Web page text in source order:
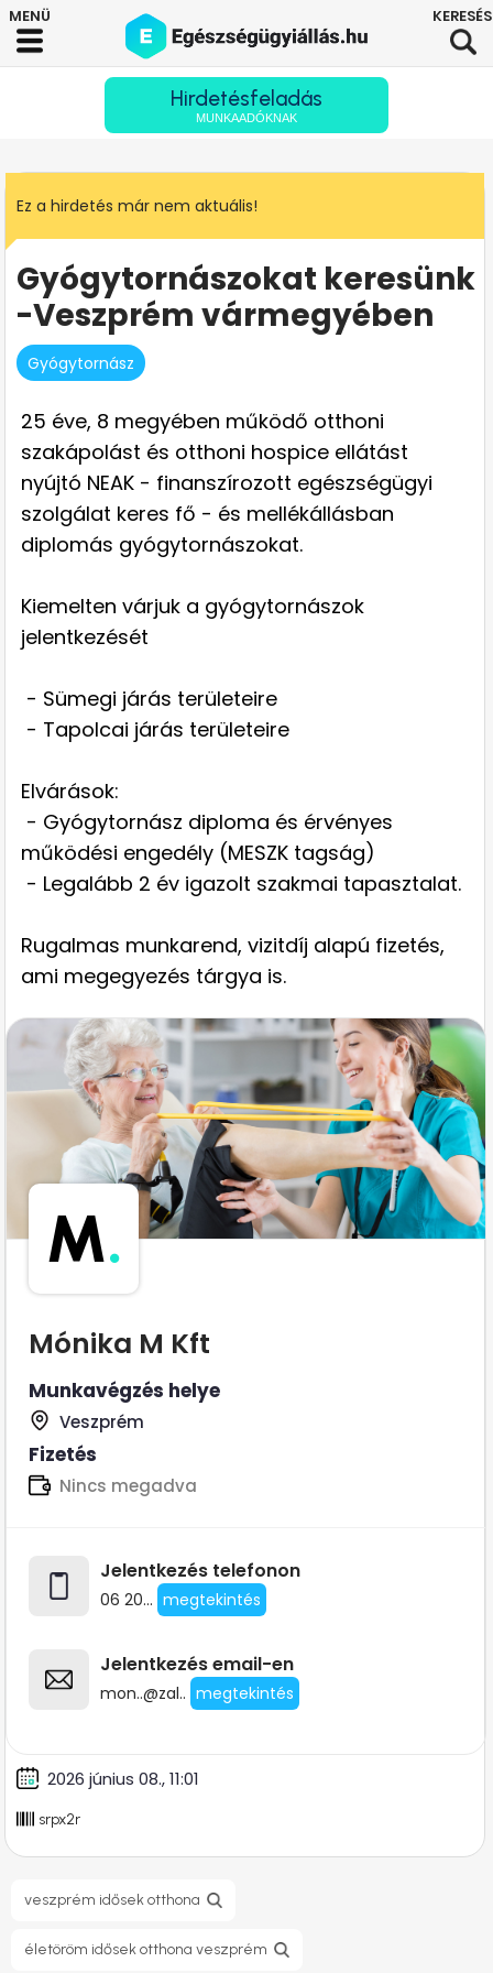
Hirdetésfeladás
MUNKAADÓKNAK
Ez a hirdetés már nem aktuális!
Gyógytornászokat keresünk
-Veszprém vármegyében
Gyógytornász
25 éve, 8 megyében működő otthoni
szakápolást és otthoni hospice ellátást
nyújtó NEAK - finanszírozott egészségügyi
szolgálat keres fő - és mellékállásban
diplomás gyógytornászokat.
Kiemelten várjuk a gyógytornászok
jelentkezését
- Sümegi járás területeire
- Tapolcai járás területeire
Elvárások:
- Gyógytornász diploma és érvényes
működési engedély (MESZK tagság)
- Legalább 2 év igazolt szakmai tapasztalat.
Rugalmas munkarend, vizitdíj alapú fizetés,
ami megegyezés tárgya is.
M.
Mónika M Kft
Munkavégzés helye
Veszprém
Fizetés
Nincs megadva
Jelentkezés telefonon
06 20... megtekintés
Jelentkezés email-en
mon..@zal.. megtekintés
2026 június 08., 11:01
srpx2r
veszprém idősek otthona
életöröm idősek otthona veszprém